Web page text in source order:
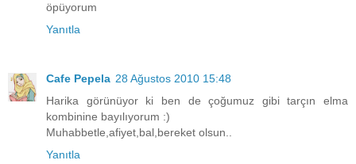
öpüyorum
Yanıtla
Cafe Pepela 28 Ağustos 2010 15:48
Harika görünüyor ki ben de çoğumuz gibi tarçın elma
kombinine bayılıyorum :)
Muhabbetle,afiyet,bal,bereket olsun..
Yanıtla